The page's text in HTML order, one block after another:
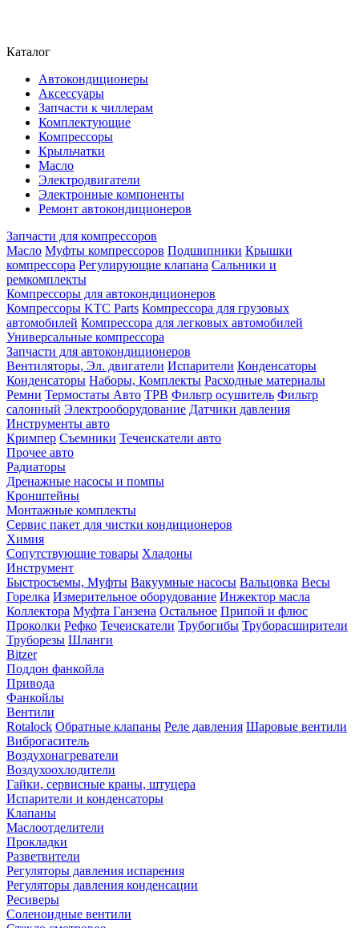
Каталог
Автокондиционеры
Аксессуары
Запчасти к чиллерам
Комплектующие
Компрессоры
Крыльчатки
Масло
Электродвигатели
Электронные компоненты
Ремонт автокондиционеров
Запчасти для компрессоров
Масло Муфты компрессоров Подшипники Крышки
компрессора Регулирующие клапана Сальники и
ремкомплекты
Компрессоры для автокондиционеров
Компрессоры KTC Parts Компрессора для грузовых
автомобилей Компрессора для легковых автомобилей
Универсальные компрессора
Запчасти для автокондиционеров
Вентиляторы, Эл. двигатели Испарители Конденсаторы
Конденсаторы Наборы, Комплекты Расходные материалы
Ремни Термостаты Авто ТРВ Фильтр осушитель Фильтр
салонный Электрооборудование Датчики давления
Инструменты авто
Кримпер Съемники Течеискатели авто
Прочее авто
Радиаторы
Дренажные насосы и помпы
Кронштейны
Монтажные комплекты
Сервис пакет для чистки кондиционеров
Химия
Сопутствующие товары Хладоны
Инструмент
Быстросъемы, Муфты Вакуумные насосы Вальцовка Весы
Горелка Измерительное оборудование Инжектор масла
Коллектора Муфта Ганзена Остальное Припой и флюс
Проколки Рефко Течеискатели Трубогибы Труборасширители
Труборезы Шланги
Bitzer
Поддон фанкойла
Привода
Фанкойлы
Вентили
Rotalock Обратные клапаны Реле давления Шаровые вентили
Виброгаситель
Воздухонагреватели
Воздухоохлодители
Гайки, сервисные краны, штуцера
Испарители и конденсаторы
Клапаны
Маслоотделители
Прокладки
Разветвители
Регуляторы давления испарения
Регуляторы давления конденсации
Ресиверы
Соленоидные вентили